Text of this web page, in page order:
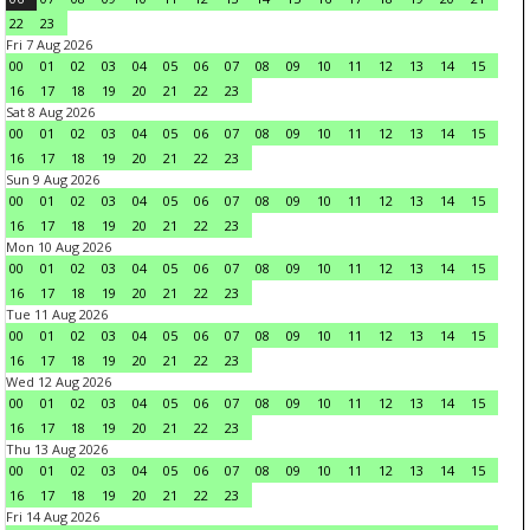
22
23
Fri 7 Aug 2026
00
01 02 03 04 05 06 07 08 09 10 11 12 13 14
15
16
17 18 19 20 21 22
23
Sat 8 Aug 2026
00
01 02 03 04 05 06 07 08 09 10 11 12 13 14
15
16
17 18 19 20 21 22
23
Sun 9 Aug 2026
00
01 02 03 04 05 06 07 08 09 10 11 12 13 14
15
16
17 18 19 20 21 22
23
Mon 10 Aug 2026
00
01 02 03 04 05 06 07 08 09 10 11 12 13 14
15
16
17 18 19 20 21 22
23
Tue 11 Aug 2026
00
01 02 03 04 05 06 07 08 09 10 11 12 13 14
15
16
17 18 19 20 21 22
23
Wed 12 Aug 2026
00
01 02 03 04 05 06 07 08 09 10 11 12 13 14
15
16
17 18 19 20 21 22
23
Thu 13 Aug 2026
00
01 02 03 04 05 06 07 08 09 10 11 12 13 14
15
16
17 18 19 20 21 22
23
Fri 14 Aug 2026